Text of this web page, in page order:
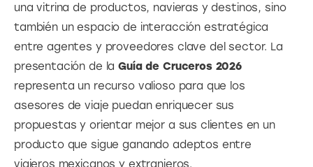
una vitrina de productos, navieras y destinos, sino
también un espacio de interacción estratégica
entre agentes y proveedores clave del sector. La
presentación de la Guía de Cruceros 2026
representa un recurso valioso para que los
asesores de viaje puedan enriquecer sus
propuestas y orientar mejor a sus clientes en un
producto que sigue ganando adeptos entre
viajeros mexicanos y extranjeros.